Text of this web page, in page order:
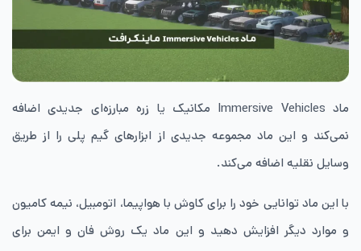
ماد Immersive Vehicles مکانیک یا زره مبارزه‌ای جدیدی اضافه
نمی‌کند و این ماد مجموعه جدیدی از ابزارهای گیم پلی را از طریق
وسایل نقلیه اضافه می‌کند.
با این ماد توانایی خود را برای کاوش با هواپیما، اتومبیل، نیمه کامیون
و موارد دیگر افزایش دهید و این ماد یک روش فان و ایمن برای